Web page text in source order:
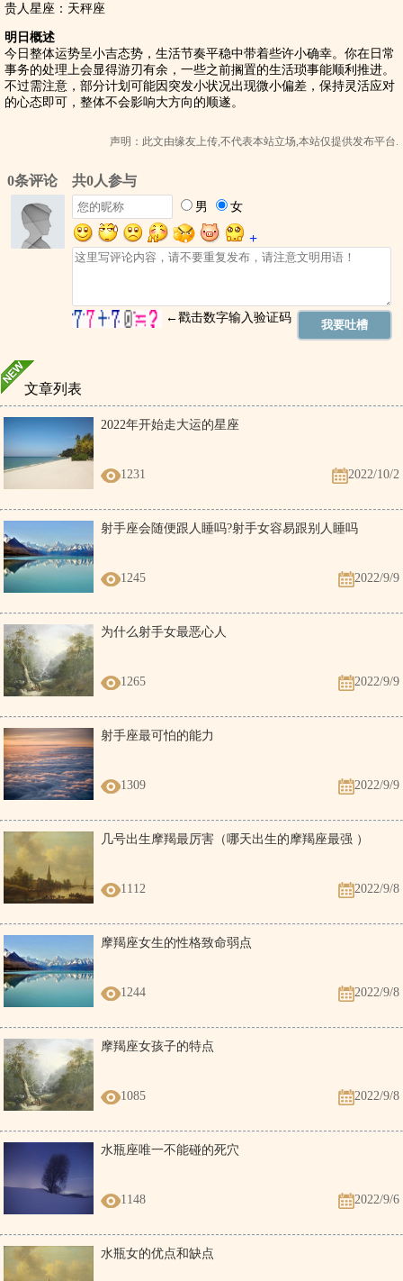
贵人星座：天秤座
明日概述
今日整体运势呈小吉态势，生活节奏平稳中带着些许小确幸。你在日常
事务的处理上会显得游刃有余，一些之前搁置的生活琐事能顺利推进。
不过需注意，部分计划可能因突发小状况出现微小偏差，保持灵活应对
的心态即可，整体不会影响大方向的顺遂。
声明：此文由缘友上传,不代表本站立场,本站仅提供发布平台.
文章列表
2022年开始走大运的星座
1231 2022/10/2
射手座会随便跟人睡吗?射手女容易跟别人睡吗
1245 2022/9/9
为什么射手女最恶心人
1265 2022/9/9
射手座最可怕的能力
1309 2022/9/9
几号出生摩羯最厉害（哪天出生的摩羯座最强 ）
1112 2022/9/8
摩羯座女生的性格致命弱点
1244 2022/9/8
摩羯座女孩子的特点
1085 2022/9/8
水瓶座唯一不能碰的死穴
1148 2022/9/6
水瓶女的优点和缺点